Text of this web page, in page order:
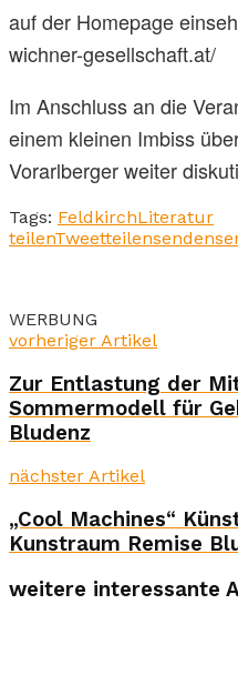
auf der Homepage
wichner-gesellschaft.at/
Im Anschluss an die
einem kleinen Imbiss
Vorarlberger weiter
Tags: FeldkirchLiteratur
teilenTweetteilensenden
WERBUNG
vorheriger Artikel
Zur Entlastung der
Sommermodell für
Bludenz
nächster Artikel
„Cool Machines“
Kunstraum Remise
weitere interessante